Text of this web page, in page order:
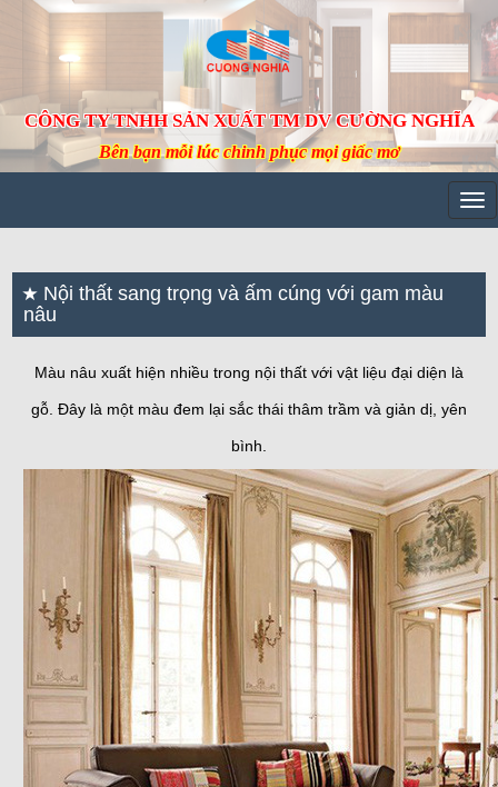
CÔNG TY TNHH SẢN XUẤT TM DV CƯỜNG NGHĨA
Bên bạn mỗi lúc chinh phục mọi giấc mơ
Nội thất sang trọng và ấm cúng với gam màu
nâu
Màu nâu xuất hiện nhiều trong nội thất với vật liệu đại diện là
gỗ. Đây là một màu đem lại sắc thái thâm trầm và giản dị, yên
bình.